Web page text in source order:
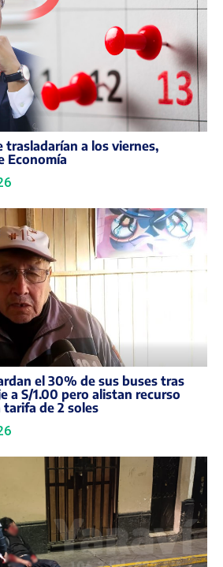
trasladarían a los viernes,
Economía
el 30% de sus buses tras
a S/1.00 pero alistan recurso
tarifa de 2 soles